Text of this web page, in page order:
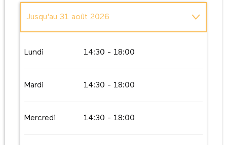
Jusqu'au 31 août 2026
2026
Lundi 14:30 - 18:00
Mardi 14:30 - 18:00
Mercredi 14:30 - 18:00